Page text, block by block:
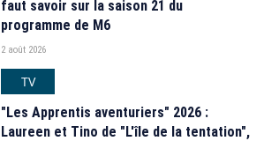
faut savoir sur la saison 21 du
programme de M6
2 août 2026
TV
"Les Apprentis aventuriers" 2026 :
Laureen et Tino de "L'île de la tentation",